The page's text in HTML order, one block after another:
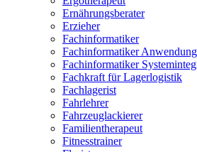
Ernährungsberater
Erzieher
Fachinformatiker
Fachinformatiker
Fachinformatiker
Fachkraft für Lagerlogistik
Fachlagerist
Fahrlehrer
Fahrzeuglackierer
Familientherapeut
Fitnesstrainer